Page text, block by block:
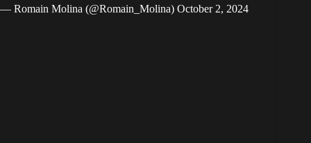
— Romain Molina (@Romain_Molina) October 2, 2024